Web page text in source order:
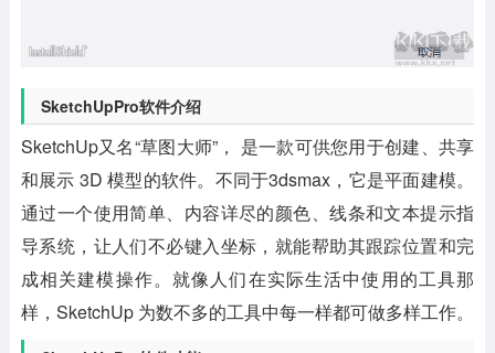
SketchUpPro软件介绍
SketchUp又名“草图大师”， 是一款可供您用于创建、共享
和展示 3D 模型的软件。不同于3dsmax，它是平面建模。
通过一个使用简单、内容详尽的颜色、线条和文本提示指
导系统，让人们不必键入坐标，就能帮助其跟踪位置和完
成相关建模操作。就像人们在实际生活中使用的工具那
样，SketchUp 为数不多的工具中每一样都可做多样工作。